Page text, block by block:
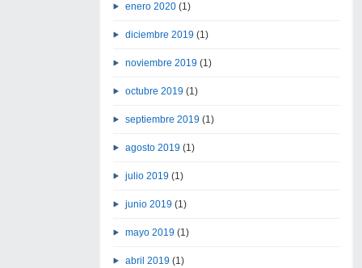
enero 2020(1)
diciembre 2019 (1)
noviembre 2019 (1)
octubre 2019 (1)
septiembre 2019 (1)
agosto 2019 (1)
julio 2019 (1)
junio 2019 (1)
mayo 2019 (1)
abril 2019 (1)